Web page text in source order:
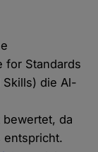
for Standards
Skills) die Al-
da
entspricht.